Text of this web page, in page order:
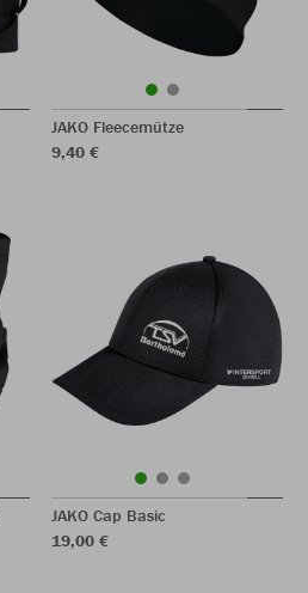
JAKO Fleecemütze
9,40 €
JAKO Cap Basic
19,00 €